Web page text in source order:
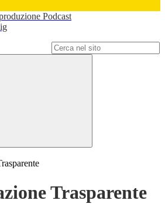
Podcast
Trasparente